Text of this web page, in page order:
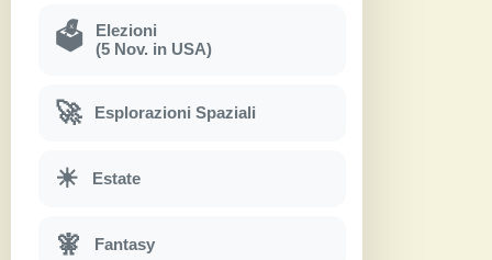
🗳
Elezioni
(5 Nov. in USA)
🚀 Esplorazioni Spaziali
☀ Estate
🧚 Fantasy